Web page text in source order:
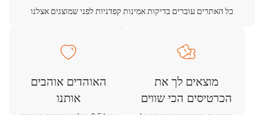
כל האתרים עוברים בדיקות אמינות קפדניות לפני שמוצגים אצלנו
מוצאים לך את
הכרטיסים הכי שווים
האוהדים אוהבים
אותנו